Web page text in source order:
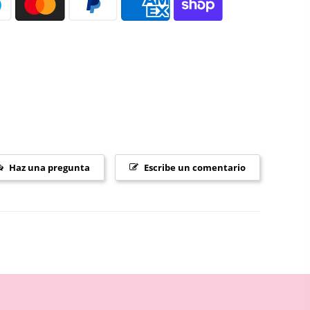
Escribe un comentario
Haz una pregunta